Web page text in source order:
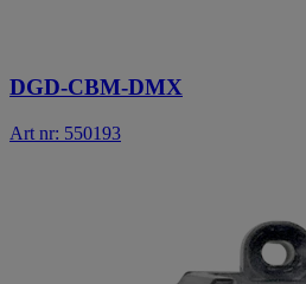
DGD-CBM-DMX
Art nr: 550193